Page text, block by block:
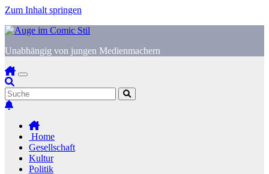
Zum Inhalt springen
Unabhängig von jungen Medienmachern
Home
Gesellschaft
Kultur
Politik